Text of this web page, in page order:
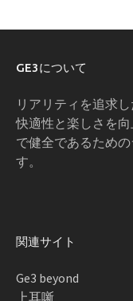
GE3について
リアリティを追求
快適性と楽しさを
で健全であるため
す。
関連サイト
Ge3 beyond
上耳噺